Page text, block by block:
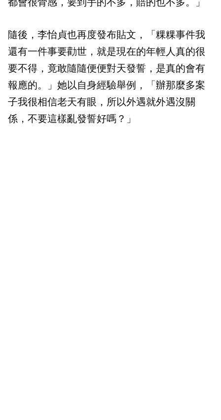
隨後，李怡貞也再度發布貼文，「粿粿事件我
還有一件事要勸世，就是現在的年輕人真的很
要不得，竟敢隨隨便便對天發誓，是真的會有
報應的。」她以自身經驗舉例，「辦那麼多案
子我很相信老天有眼，所以外遇就外遇沒關
係，不要這樣亂發誓好嗎？」